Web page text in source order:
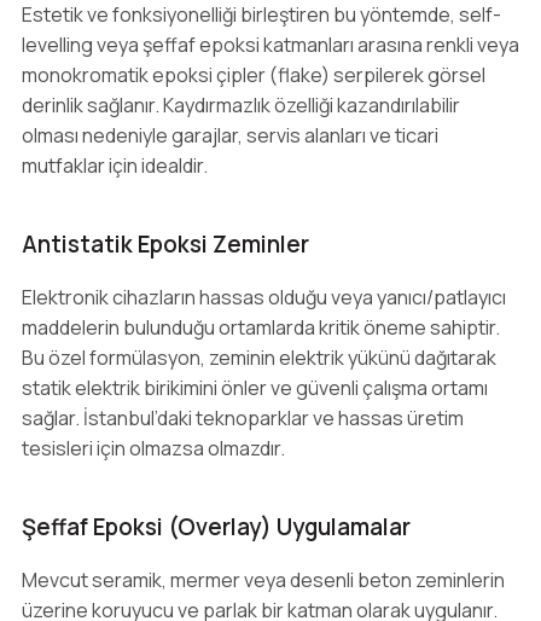
Estetik ve fonksiyonelliği birleştiren bu yöntemde, self-
levelling veya şeffaf epoksi katmanları arasına renkli veya
monokromatik epoksi çipler (flake) serpilerek görsel
derinlik sağlanır. Kaydırmazlık özelliği kazandırılabilir
olması nedeniyle garajlar, servis alanları ve ticari
mutfaklar için idealdir.
Antistatik Epoksi Zeminler
Elektronik cihazların hassas olduğu veya yanıcı/patlayıcı
maddelerin bulunduğu ortamlarda kritik öneme sahiptir.
Bu özel formülasyon, zeminin elektrik yükünü dağıtarak
statik elektrik birikimini önler ve güvenli çalışma ortamı
sağlar. İstanbul’daki teknoparklar ve hassas üretim
tesisleri için olmazsa olmazdır.
Şeffaf Epoksi (Overlay) Uygulamalar
Mevcut seramik, mermer veya desenli beton zeminlerin
üzerine koruyucu ve parlak bir katman olarak uygulanır.